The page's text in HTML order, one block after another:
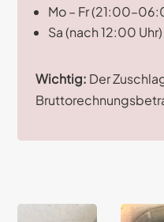
Mo – Fr
Sa (nach 12:00
Wichtig: Der